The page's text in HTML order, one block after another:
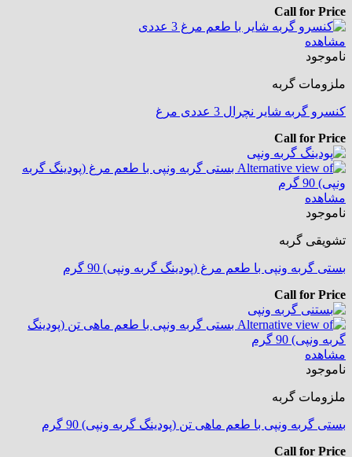
Call for Price
مشاهده
ناموجود
ملزومات گربه
کنسرو گربه شایر نچرال 3 عددی مرغ
Call for Price
مشاهده
ناموجود
تشویقی گربه
بستی گربه ونپی با طعم مرغ (پودینگ گربه ونپی) 90 گرم
Call for Price
مشاهده
ناموجود
ملزومات گربه
بستی گربه ونپی با طعم ماهی تن (پودینگ گربه ونپی) 90 گرم
Call for Price